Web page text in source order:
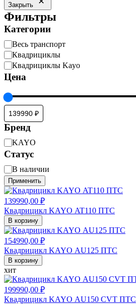
Закрыть
Фильтры
Категории
Категория
Весь транспорт
Квадрициклы
Квадрициклы Kayo
Цена
Бренд
Бренд
KAYO
Статус
Доступность
В наличии
Применить
139990,00 ₽
Квадрицикл KAYO AT110 ПТС
В корзину
154990,00 ₽
Квадрицикл KAYO AU125 ПТС
В корзину
хит
199990,00 ₽
Квадрицикл KAYO AU150 CVT ПТС